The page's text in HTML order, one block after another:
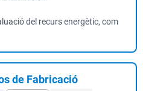
del recurs energètic, com
de Fabricació